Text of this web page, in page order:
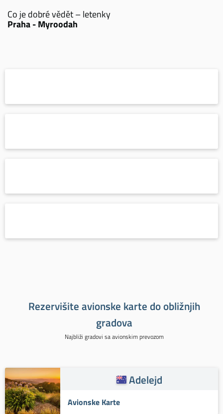
Co je dobré vědět – letenky
Praha - Myroodah
Rezervišite avionske karte do obližnjih
gradova
Najbliži gradovi sa avionskim prevozom
Adelejd
Avionske Karte